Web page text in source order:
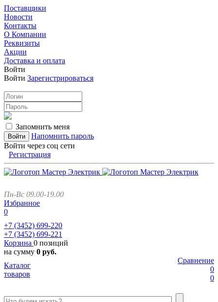
Поставщики
Новости
Контакты
О Компании
Реквизиты
Акции
Доставка и оплата
Войти
Войти Зарегистрироваться
Запомнить меня
Напомнить пароль
Войти через соц сети
Регистрация
Пн-Вс 09.00-19.00
Избранное
0
+7 (3452) 699-220
+7 (3452) 699-221
Корзина 0 позиций
на сумму 0 руб.
Сравнение
0
0
Каталог
товаров